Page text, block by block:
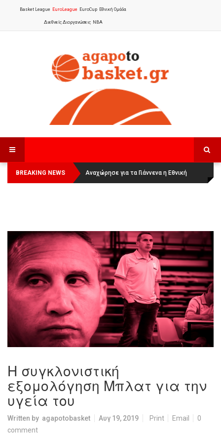
Basket League EuroLeague EuroCup Εθνική Ομάδα
Διεθνείς Διοργανώσεις NBA
BREAKING NEWS
Οι Πάνθηρες Καβάλας στην Women
Basketball League 1
Αναχώρησε για τα Γιάννενα η Εθνική
Γυναικών:
Η συγκλονιστική
εξομολόγηση Μπλατ για την
υγεία του
Written by agapotobasket Αυγ 19, 2019 Print Email
0
comment